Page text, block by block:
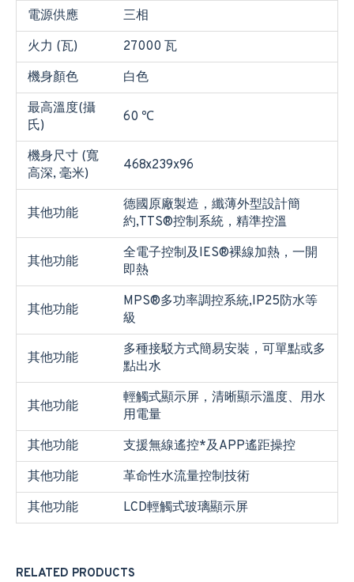
電源供應
三相
火力 (瓦)
27000 瓦
機身顏色
白色
最高溫度(攝
氏)
60 ℃
機身尺寸 (寬
高深, 毫米)
468x239x96
其他功能
德國原廠製造，纖薄外型設計簡
約,TTS®控制系統，精準控溫
其他功能
全電子控制及IES®裸線加熱，一開
即熱
其他功能
MPS®多功率調控系統,IP25防水等
級
其他功能
多種接駁方式簡易安裝，可單點或多
點出水
其他功能
輕觸式顯示屏，清晰顯示溫度、用水
用電量
其他功能
支援無線遙控*及APP遙距操控
其他功能
革命性水流量控制技術
其他功能
LCD輕觸式玻璃顯示屏
RELATED PRODUCTS